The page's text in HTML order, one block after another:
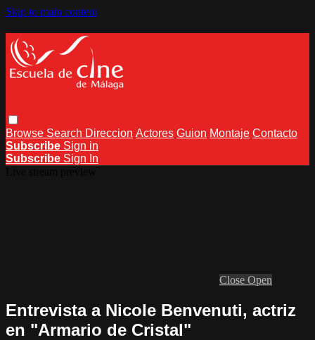
Skip to main content
Browse Search Direccion Actores Guion Montaje Contacto
Subscribe Sign in
Subscribe Sign In
Close Open
Entrevista a Nicole Benvenuti, actriz
en "Armario de Cristal"